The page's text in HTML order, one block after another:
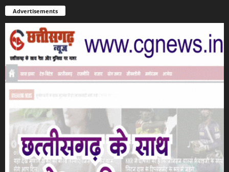
Advertisements